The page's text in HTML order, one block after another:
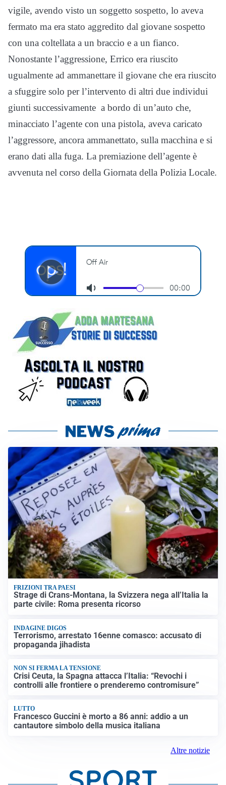
vigile, avendo visto un soggetto sospetto, lo aveva
fermato ma era stato aggredito dal giovane sospetto
con una coltellata a un braccio e a un fianco.
Nonostante l’aggressione, Errico era riuscito
ugualmente ad ammanettare il giovane che era riuscito
a sfuggire solo per l’intervento di altri due individui
giunti successivamente a bordo di un’auto che,
minacciato l’agente con una pistola, aveva caricato
l’aggressore, ancora ammanettato, sulla macchina e si
erano dati alla fuga. La premiazione dell’agente è
avvenuta nel corso della Giornata della Polizia Locale.
FRIZIONI TRA PAESI
Strage di Crans-Montana, la Svizzera nega all’Italia la
parte civile: Roma presenta ricorso
INDAGINE DIGOS
Terrorismo, arrestato 16enne comasco: accusato di
propaganda jihadista
NON SI FERMA LA TENSIONE
Crisi Ceuta, la Spagna attacca l’Italia: “Revochi i
controlli alle frontiere o prenderemo contromisure”
LUTTO
Francesco Guccini è morto a 86 anni: addio a un
cantautore simbolo della musica italiana
Altre notizie